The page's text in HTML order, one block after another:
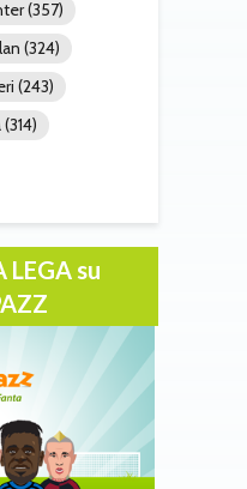
(357)
(324)
(243)
(314)
LEGA su